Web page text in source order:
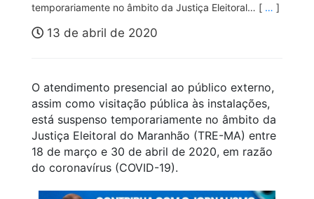
temporariamente no âmbito da Justiça Eleitoral… [ … ]
13 de abril de 2020
O atendimento presencial ao público externo,
assim como visitação pública às instalações,
está suspenso temporariamente no âmbito da
Justiça Eleitoral do Maranhão (TRE-MA) entre
18 de março e 30 de abril de 2020, em razão
do coronavírus (COVID-19).